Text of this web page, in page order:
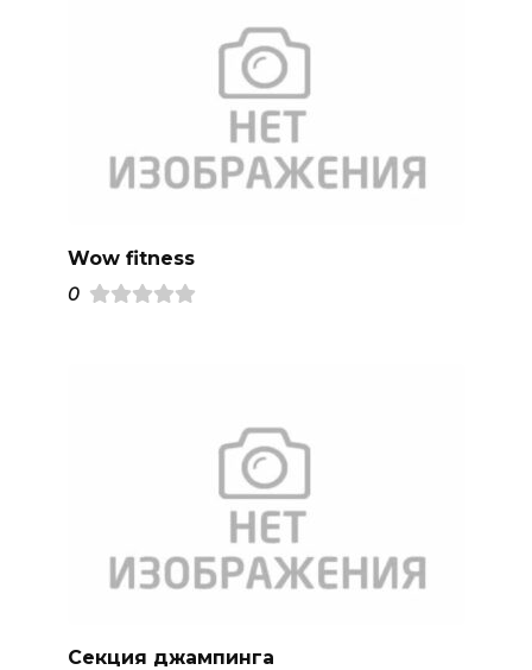
Wow fitness
0
Секция джампинга